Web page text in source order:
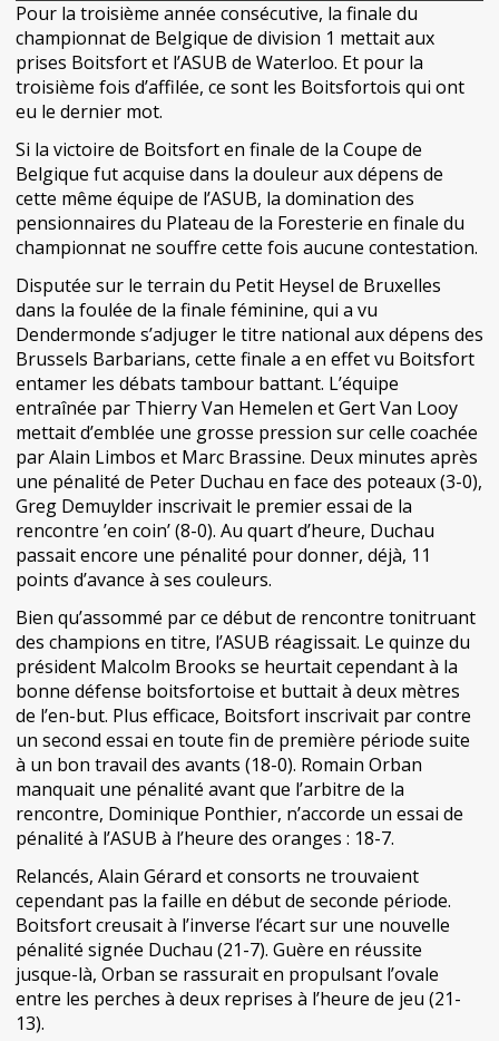
Pour la troisième année consécutive, la finale du
championnat de Belgique de division 1 mettait aux
prises Boitsfort et l’ASUB de Waterloo. Et pour la
troisième fois d’affilée, ce sont les Boitsfortois qui ont
eu le dernier mot.
Si la victoire de Boitsfort en finale de la Coupe de
Belgique fut acquise dans la douleur aux dépens de
cette même équipe de l’ASUB, la domination des
pensionnaires du Plateau de la Foresterie en finale du
championnat ne souffre cette fois aucune contestation.
Disputée sur le terrain du Petit Heysel de Bruxelles
dans la foulée de la finale féminine, qui a vu
Dendermonde s’adjuger le titre national aux dépens des
Brussels Barbarians, cette finale a en effet vu Boitsfort
entamer les débats tambour battant. L’équipe
entraînée par Thierry Van Hemelen et Gert Van Looy
mettait d’emblée une grosse pression sur celle coachée
par Alain Limbos et Marc Brassine. Deux minutes après
une pénalité de Peter Duchau en face des poteaux (3-0),
Greg Demuylder inscrivait le premier essai de la
rencontre ’en coin’ (8-0). Au quart d’heure, Duchau
passait encore une pénalité pour donner, déjà, 11
points d’avance à ses couleurs.
Bien qu’assommé par ce début de rencontre tonitruant
des champions en titre, l’ASUB réagissait. Le quinze du
président Malcolm Brooks se heurtait cependant à la
bonne défense boitsfortoise et buttait à deux mètres
de l’en-but. Plus efficace, Boitsfort inscrivait par contre
un second essai en toute fin de première période suite
à un bon travail des avants (18-0). Romain Orban
manquait une pénalité avant que l’arbitre de la
rencontre, Dominique Ponthier, n’accorde un essai de
pénalité à l’ASUB à l’heure des oranges : 18-7.
Relancés, Alain Gérard et consorts ne trouvaient
cependant pas la faille en début de seconde période.
Boitsfort creusait à l’inverse l’écart sur une nouvelle
pénalité signée Duchau (21-7). Guère en réussite
jusque-là, Orban se rassurait en propulsant l’ovale
entre les perches à deux reprises à l’heure de jeu (21-
13).